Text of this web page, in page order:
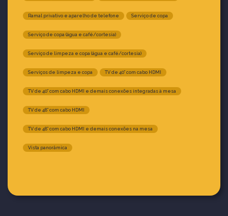
Ramal privativo e aparelho de telefone Serviço de copa
Serviço de copa (água e café/cortesia)
Serviço de limpeza e copa (água e café/cortesia)
Serviços de limpeza e copa TV de 40” com cabo HDMI
TV de 40” com cabo HDMI e demais conexões integradas à mesa
TV de 48” com cabo HDMI
TV de 48” com cabo HDMI e demais conexões na mesa
Vista panorâmica